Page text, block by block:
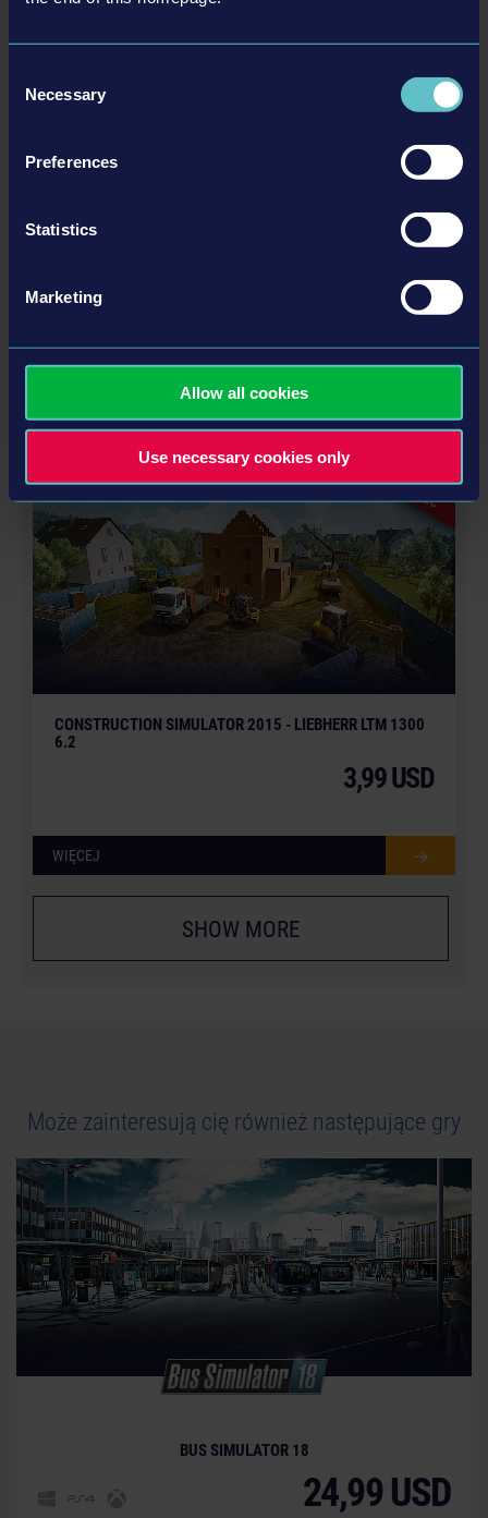
Selection
Necessary
Preferences
Statistics
Marketing
Allow all cookies
Use necessary cookies only
DLC
CONSTRUCTION SIMULATOR 2015 - DELUXE EDITION
4,99 USD
WIĘCEJ
DLC
CONSTRUCTION SIMULATOR 2015 - LIEBHERR LTM 1300
6.2
3,99 USD
WIĘCEJ
SHOW MORE
Może zainteresują cię również następujące gry
BUS SIMULATOR 18
24,99 USD